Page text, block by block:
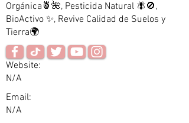
Orgánica🍍🌺, Pesticida Natural 🪰🚫,
BioActivo ✨, Revive Calidad de Suelos y
Tierra🌍
Website:
N/A
Email:
N/A